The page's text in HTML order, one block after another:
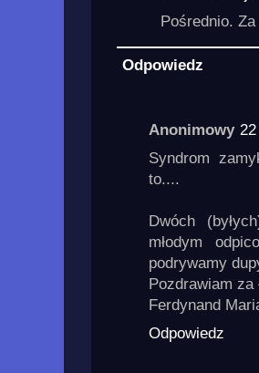
Pośrednio.
Odpowiedz
Anonimowy
Syndrom
to....
Dwóch
młodym
podrywamy
Pozdrawiam za
Ferdynand
Odpowiedz